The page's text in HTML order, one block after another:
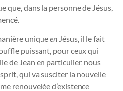
que, dans la personne de Jésus,
uniqueen Jésus, il le fait
puissant, pour ceux qui
de Jean en particulier, nous
qui va susciter la nouvelle
renouvelée d’existence